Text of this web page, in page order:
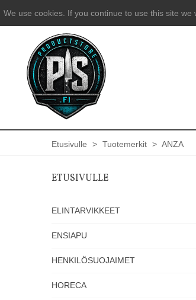
We use cookies. If you continue to use this site we
Etusivulle > Tuotemerkit > ANZA
ETUSIVULLE
ELINTARVIKKEET
ENSIAPU
HENKILÖSUOJAIMET
HORECA